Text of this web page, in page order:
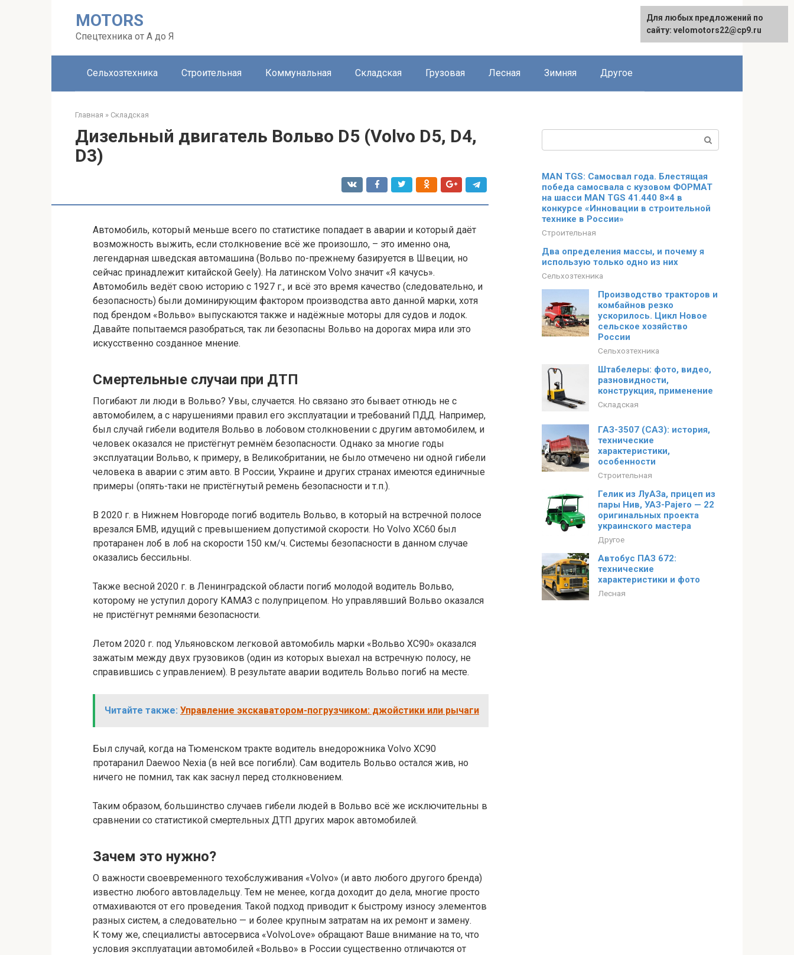
MOTORS
Спецтехника от А до Я
Сельхозтехника Строительная Коммунальная Складская Грузовая Лесная Зимняя Другое
Главная » Складская
Дизельный двигатель Вольво D5 (Volvo D5, D4,
D3)
Автомобиль, который меньше всего по статистике попадает в аварии и который даёт
возможность выжить, если столкновение всё же произошло, – это именно она,
легендарная шведская автомашина (Вольво по-прежнему базируется в Швеции, но
сейчас принадлежит китайской Geely). На латинском Volvo значит «Я качусь».
Автомобиль ведёт свою историю с 1927 г., и всё это время качество (следовательно, и
безопасность) были доминирующим фактором производства авто данной марки, хотя
под брендом «Вольво» выпускаются также и надёжные моторы для судов и лодок.
Давайте попытаемся разобраться, так ли безопасны Вольво на дорогах мира или это
искусственно созданное мнение.
Смертельные случаи при ДТП
Погибают ли люди в Вольво? Увы, случается. Но связано это бывает отнюдь не с
автомобилем, а с нарушениями правил его эксплуатации и требований ПДД. Например,
был случай гибели водителя Вольво в лобовом столкновении с другим автомобилем, и
человек оказался не пристёгнут ремнём безопасности. Однако за многие годы
эксплуатации Вольво, к примеру, в Великобритании, не было отмечено ни одной гибели
человека в аварии с этим авто. В России, Украине и других странах имеются единичные
примеры (опять-таки не пристёгнутый ремень безопасности и т.п.).
В 2020 г. в Нижнем Новгороде погиб водитель Вольво, в который на встречной полосе
врезался БМВ, идущий с превышением допустимой скорости. Но Volvo XC60 был
протаранен лоб в лоб на скорости 150 км/ч. Системы безопасности в данном случае
оказались бессильны.
Также весной 2020 г. в Ленинградской области погиб молодой водитель Вольво,
которому не уступил дорогу КАМАЗ с полуприцепом. Но управлявший Вольво оказался
не пристёгнут ремнями безопасности.
Летом 2020 г. под Ульяновском легковой автомобиль марки «Вольво ХС90» оказался
зажатым между двух грузовиков (один из которых выехал на встречную полосу, не
справившись с управлением). В результате аварии водитель Вольво погиб на месте.
Читайте также: Управление экскаватором-погрузчиком: джойстики или рычаги
Был случай, когда на Тюменском тракте водитель внедорожника Volvo XC90
протаранил Daewoo Nexia (в ней все погибли). Сам водитель Вольво остался жив, но
ничего не помнил, так как заснул перед столкновением.
Таким образом, большинство случаев гибели людей в Вольво всё же исключительны в
сравнении со статистикой смертельных ДТП других марок автомобилей.
Зачем это нужно?
О важности своевременного техобслуживания «Volvo» (и авто любого другого бренда)
известно любого автовладельцу. Тем не менее, когда доходит до дела, многие просто
отмахиваются от его проведения. Такой подход приводит к быстрому износу элементов
разных систем, а следовательно — и более крупным затратам на их ремонт и замену.
К тому же, специалисты автосервиса «VolvoLove» обращают Ваше внимание на то, что
условия эксплуатации автомобилей «Вольво» в России существенно отличаются от
MAN TGS: Самосвал года. Блестящая
победа самосвала с кузовом ФОРМАТ
на шасси MAN TGS 41.440 8×4 в
конкурсе «Инновации в строительной
технике в России»
Строительная
Два определения массы, и почему я
использую только одно из них
Сельхозтехника
Производство тракторов и
комбайнов резко
ускорилось. Цикл Новое
сельское хозяйство
России
Сельхозтехника
Штабелеры: фото, видео,
разновидности,
конструкция, применение
Складская
ГАЗ-3507 (САЗ): история,
технические
характеристики,
особенности
Строительная
Гелик из ЛуАЗа, прицеп из
пары Нив, УАЗ-Pajero — 22
оригинальных проекта
украинского мастера
Другое
Автобус ПАЗ 672:
технические
характеристики и фото
Лесная
Для любых предложений по
сайту: velomotors22@cp9.ru